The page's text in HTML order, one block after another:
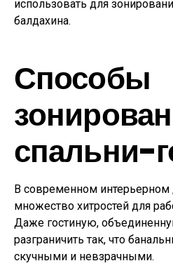
использовать для
балдахина.
Способы
спальни-
В современном интерьерном
множество хитростей для
Даже гостиную,
разграничить так, что
скучными и невзрачными.